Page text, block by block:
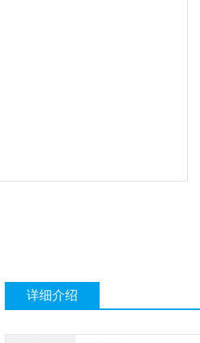
详细介绍